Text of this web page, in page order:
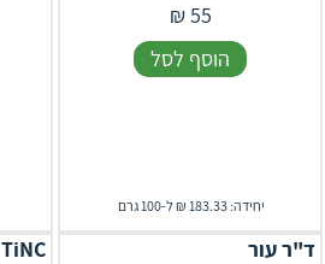
55
₪
הוסף לסל
יחידה: 183.33 ₪ ל-100 גרם
ד"ר עור TiNC